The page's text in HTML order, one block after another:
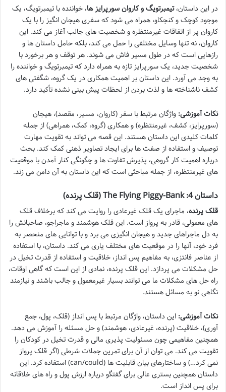
در این داستان،تیمبرتویگ و کاروان سورپرایز ها، خواننده با تیمبرتویگ، یک
موجود کوچک و کنجکاو، همراه می شود که سفری هیجان انگیز را با یک
کاروان پر از اتفاقات غیرمنتظره و شخصیت های جالب آغاز می کند. این
کاروان، نه تنها وسایل مختلفی را حمل می کند، بلکه حامل داستان ها و
رازهایی است که در طول مسیر فاش می شوند. هر توقف و هر برخورد با
شخصیت جدید، یک سورپرایز تازه به همراه دارد که تیمبرتویگ و خواننده را
به وجد می آورد. این داستان بر اهمیت همکاری در یک گروه، شگفتی های
کشف ناشناخته ها و لذت بردن از لحظات پیش بینی نشده تأکید دارد.
نکات آموزشی: واژگان مرتبط با سفر (کاروان، مسیر، مقصد)، هیجان
(سورپرایز، کشف، غیرمنتظره) و همکاری (گروه، کمک، همراهی) از جمله
کلمات کلیدی این داستان هستند. این قصه می تواند به تقویت مهارت
توصیف و استفاده از صفت ها برای ایجاد تصاویر ذهنی کمک کند. بحث
درباره اهمیت کار گروهی، پذیرش تفاوت ها و چگونگی کنار آمدن با موقعیت
های غیرمنتظره، از جمله مباحثی است که این داستان به آن دامن می زند.
داستان 4: The Flying Piggy-Bank (قلک پرنده)
قلک پرنده، ماجرای یک قلک غیرعادی را روایت می کند که برخلاف قلک
های معمولی، قادر به پرواز است. این قلک هوشمند و ماجراجو، صاحبانش را
به دل ماجراهای جدید و هیجان انگیزی می برد و با توانایی های منحصر به
فرد خود، آنها را در موقعیت های مختلف یاری می کند. داستان، با استفاده
از عناصر فانتزی، به مفاهیم پس انداز، خلاقیت و استفاده از قدرت تخیل در
حل مشکلات می پردازد. این قلک پرنده، نمادی از این است که گاهی اوقات،
راه حل های مشکلات ما می توانند بسیار غیرمعمول و جالب باشند و نیازمند
نگاهی نو به مسائل هستند.
نکات آموزشی: این داستان، واژگان مرتبط با پس انداز (قلک، پول، جمع
آوری)، خلاقیت (پرنده، غیرعادی، هوشمند) و حل مسئله را آموزش می دهد.
همچنین مفاهیمی چون مسئولیت پذیری مالی و قدرت تخیل در کودکان را
تقویت می کند. می توان از آن برای تمرین جملات شرطی (اگر قلک پرواز
نمی کرد…) و ساختارهای بیان قابلیت ها (can/could) استفاده کرد. این
داستان همچنین بستری عالی برای گفتگو درباره ارزش پول و راه های خلاقانه
برای پس انداز است.